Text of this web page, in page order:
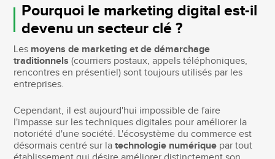
Pourquoi le marketing digital est-il
devenu un secteur clé ?
Les moyens de marketing et de démarchage
traditionnels (courriers postaux, appels téléphoniques,
rencontres en présentiel) sont toujours utilisés par les
entreprises.
Cependant, il est aujourd'hui impossible de faire
l'impasse sur les techniques digitales pour améliorer la
notoriété d'une société. L'écosystème du commerce est
désormais centré sur latechnologie numérique par tout